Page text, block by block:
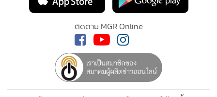
travel_astvmgr@hotmail.com หรือ ชมคลิปต่าง ๆ ได้ที่
Youtube :Travel MGRและInstagram : @travelfoodonline
TikTok : @travelfoodonline
ประสบการณ์คอนเทนต์ที่ดีที่สุดให้กับผู้อ่านบนเว็บไซต์ และ
รับทราบ